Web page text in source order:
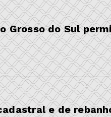
Grosso do Sul
e de